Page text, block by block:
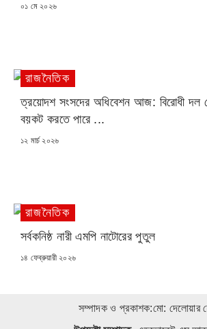
POSTED
০১ মে ২০২৬
রাজনৈতিক
ত্রয়োদশ সংসদের অধিবেশন আজ: বিরোধী দল
বয়কট করতে পারে ...
POSTED
১২ মার্চ ২০২৬
রাজনৈতিক
সর্বকনিষ্ঠ নারী এমপি নাটোরের পুতুল
POSTED
১৪ ফেব্রুয়ারী ২০২৬
সম্পাদক ও প্রকাশক:মো: দেলোয়ার